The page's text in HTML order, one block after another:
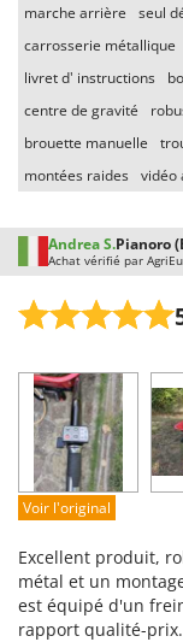
marche arrière
seul
carrosserie métallique
livret d' instructions
centre de gravité
brouette manuelle
montées raides vidéo
Andrea S.Pianoro
Achat vérifié par
Prestations
Facilité d'utilisation
Qualité / Prix
Facilité de montage
Voir l'original
Excellent produit,
métal et un
est équipé d'un
rapport qualité-prix.